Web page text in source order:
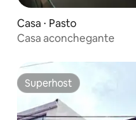
Casa ⋅ Pasto
Casa aconchegante
Superhost
Superhost